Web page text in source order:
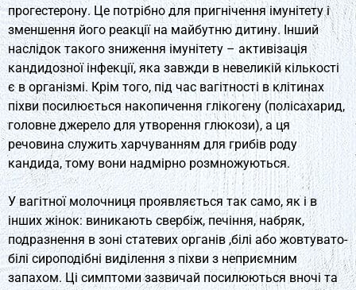
прогестерону. Це потрібно для пригнічення імунітету і
зменшення його реакції на майбутню дитину. Інший
наслідок такого зниження імунітету – активізація
кандидозної інфекції, яка завжди в невеликій кількості
є в організмі. Крім того, під час вагітності в клітинах
піхви посилюється накопичення глікогену (полісахарид,
головне джерело для утворення глюкози), а ця
речовина служить харчуванням для грибів роду
кандида, тому вони надмірно розмножуються.
У вагітної молочниця проявляється так само, як і в
інших жінок: виникають свербіж, печіння, набряк,
подразнення в зоні статевих органів ,білі або жовтувато-
білі сироподібні виділення з піхви з неприємним
запахом. Ці симптоми зазвичай посилюються вночі та